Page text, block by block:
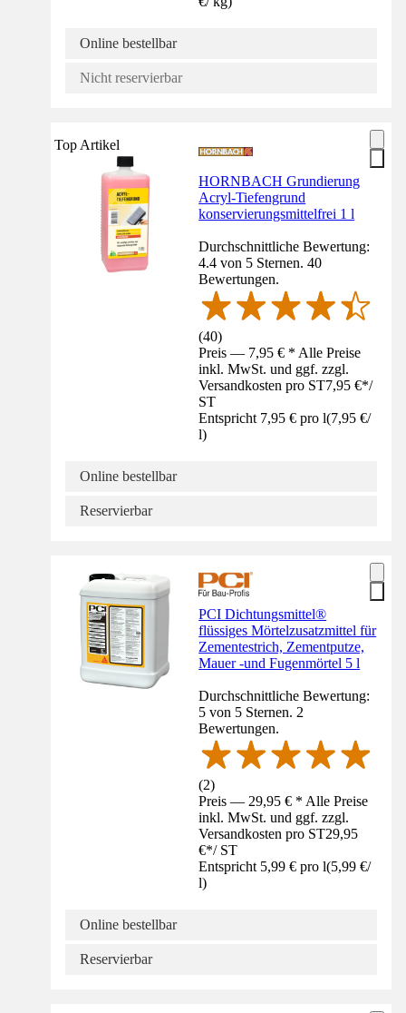
Online bestellbar
Nicht reservierbar
Top Artikel
HORNBACH Grundierung
Acryl-Tiefengrund
konservierungsmittelfrei 1 l
Durchschnittliche Bewertung:
4.4 von 5 Sternen. 40
Bewertungen.
(40)
Preis — 7,95 € * Alle Preise
inkl. MwSt. und ggf. zzgl.
Versandkosten pro ST7,95 €*/
ST
Entspricht 7,95 € pro l(7,95 €/
l)
Online bestellbar
Reservierbar
PCI Dichtungsmittel®
flüssiges Mörtelzusatzmittel für
Zementestrich, Zementputze,
Mauer -und Fugenmörtel 5 l
Durchschnittliche Bewertung:
5 von 5 Sternen. 2
Bewertungen.
(2)
Preis — 29,95 € * Alle Preise
inkl. MwSt. und ggf. zzgl.
Versandkosten pro ST29,95
€*/ ST
Entspricht 5,99 € pro l(5,99 €/
l)
Online bestellbar
Reservierbar